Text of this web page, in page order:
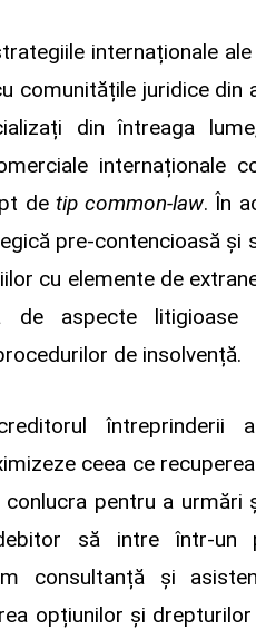
internaționale
comunitățile juridice din
din întreaga
internaționale
de tip common-law. În
pre-contencioasă și
cu elemente de
de aspecte litigioase
de insolvență.
întreprinderii
ceea ce
conlucra pentru a urmări
să intre într-un
consultanță și
opțiunilor și